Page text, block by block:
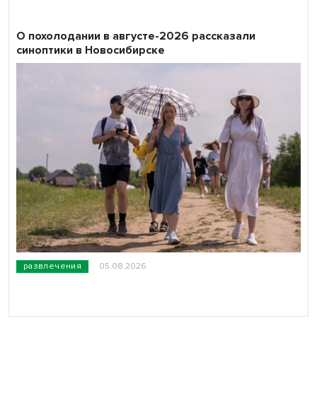
развлечения 05.08.2026
О похолодании в августе-2026 рассказали
синоптики в Новосибирске